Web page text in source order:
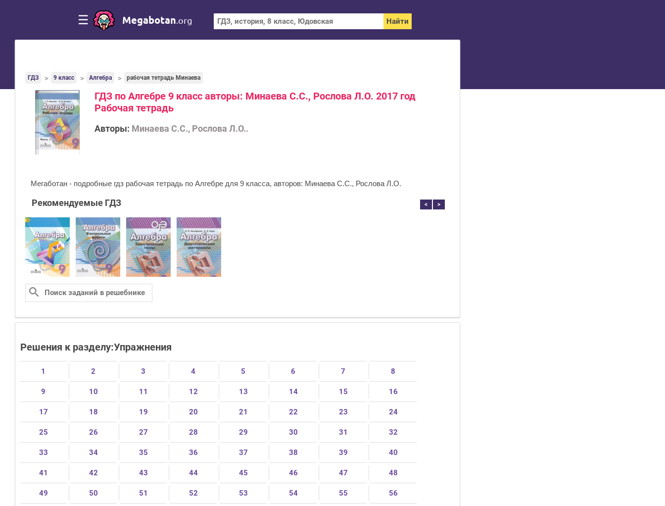
☰ Megabotan .org
ГДЗ 9 класс Алгебра рабочая тетрадь Минаева
ГДЗ по Алгебре 9 класс авторы: Минаева С.С., Рослова Л.О. 2017 год
Рабочая тетрадь
Авторы: Минаева С.С., Рослова Л.О..
Мегаботан - подробные гдз рабочая тетрадь по Алгебре для 9 класса, авторов: Минаева С.С., Рослова Л.О.
Рекомендуемые ГДЗ < >
Решения к разделу:Упражнения
1 2 3 4 5 6 7 8
9 10 11 12 13 14 15 16
17 18 19 20 21 22 23 24
25 26 27 28 29 30 31 32
33 34 35 36 37 38 39 40
41 42 43 44 45 46 47 48
49 50 51 52 53 54 55 56